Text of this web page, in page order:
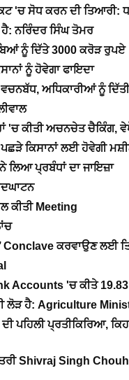
'ਚ ਸੋਧ ਕਰਨ ਦੀ ਤਿਆਰੀ:
ਹੈ: ਨਰਿੰਦਰ ਸਿੰਘ ਤੋਮਰ
ਨੂੰ ਦਿੱਤੇ 3000 ਕਰੋੜ ਰੁਪਏ
ਨੂੰ ਹੋਵੇਗਾ ਫਾਇਦਾ
ਅਧਿਕਾਰੀਆਂ ਨੂੰ
'ਚ ਕੀਤੀ ਅਚਨਚੇਤ ਚੈਕਿੰਗ,
ਕਿਸਾਨਾਂ ਲਈ ਹੋਵੇਗੀ
ਲਿਆ ਪ੍ਰਬੰਧਾਂ ਦਾ ਜਾਇਜ਼ਾ
ਕੀਤੀ Meeting
Conclave ਕਰਵਾਉਣ ਲਈ
Accounts 'ਚ ਕੀਤੇ
ਲੋੜ ਹੈ: Agriculture
ਪਹਿਲੀ ਪ੍ਰਤੀਕਿਰਿਆ,
Shivraj Singh